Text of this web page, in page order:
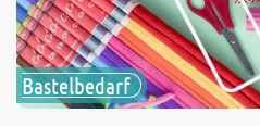
Bastelbedarf